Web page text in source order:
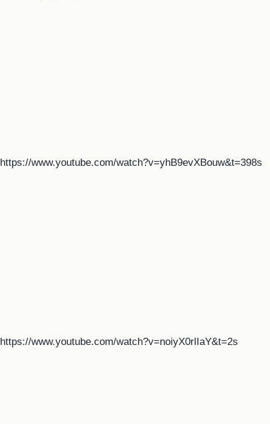
https://www.youtube.com/watch?v=yhB9evXBouw&t=398s
https://www.youtube.com/watch?v=noiyX0rlIaY&t=2s